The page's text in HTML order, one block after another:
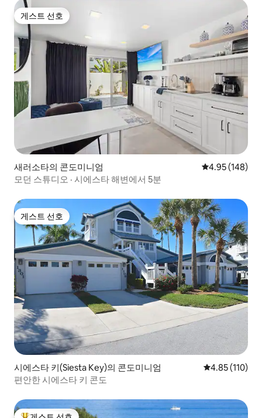
게스트 선호
게스트 선호
새러소타의 콘도미니엄 평점 4.95점(5
4.95 (148)
모던 스튜디오 · 시에스타 해변에서 5분
게스트 선호
게스트 선호
시에스타 키(Siesta Key)의 콘도미니엄 평점 4.85점(5
4.85 (110)
편안한 시에스타 키 콘도